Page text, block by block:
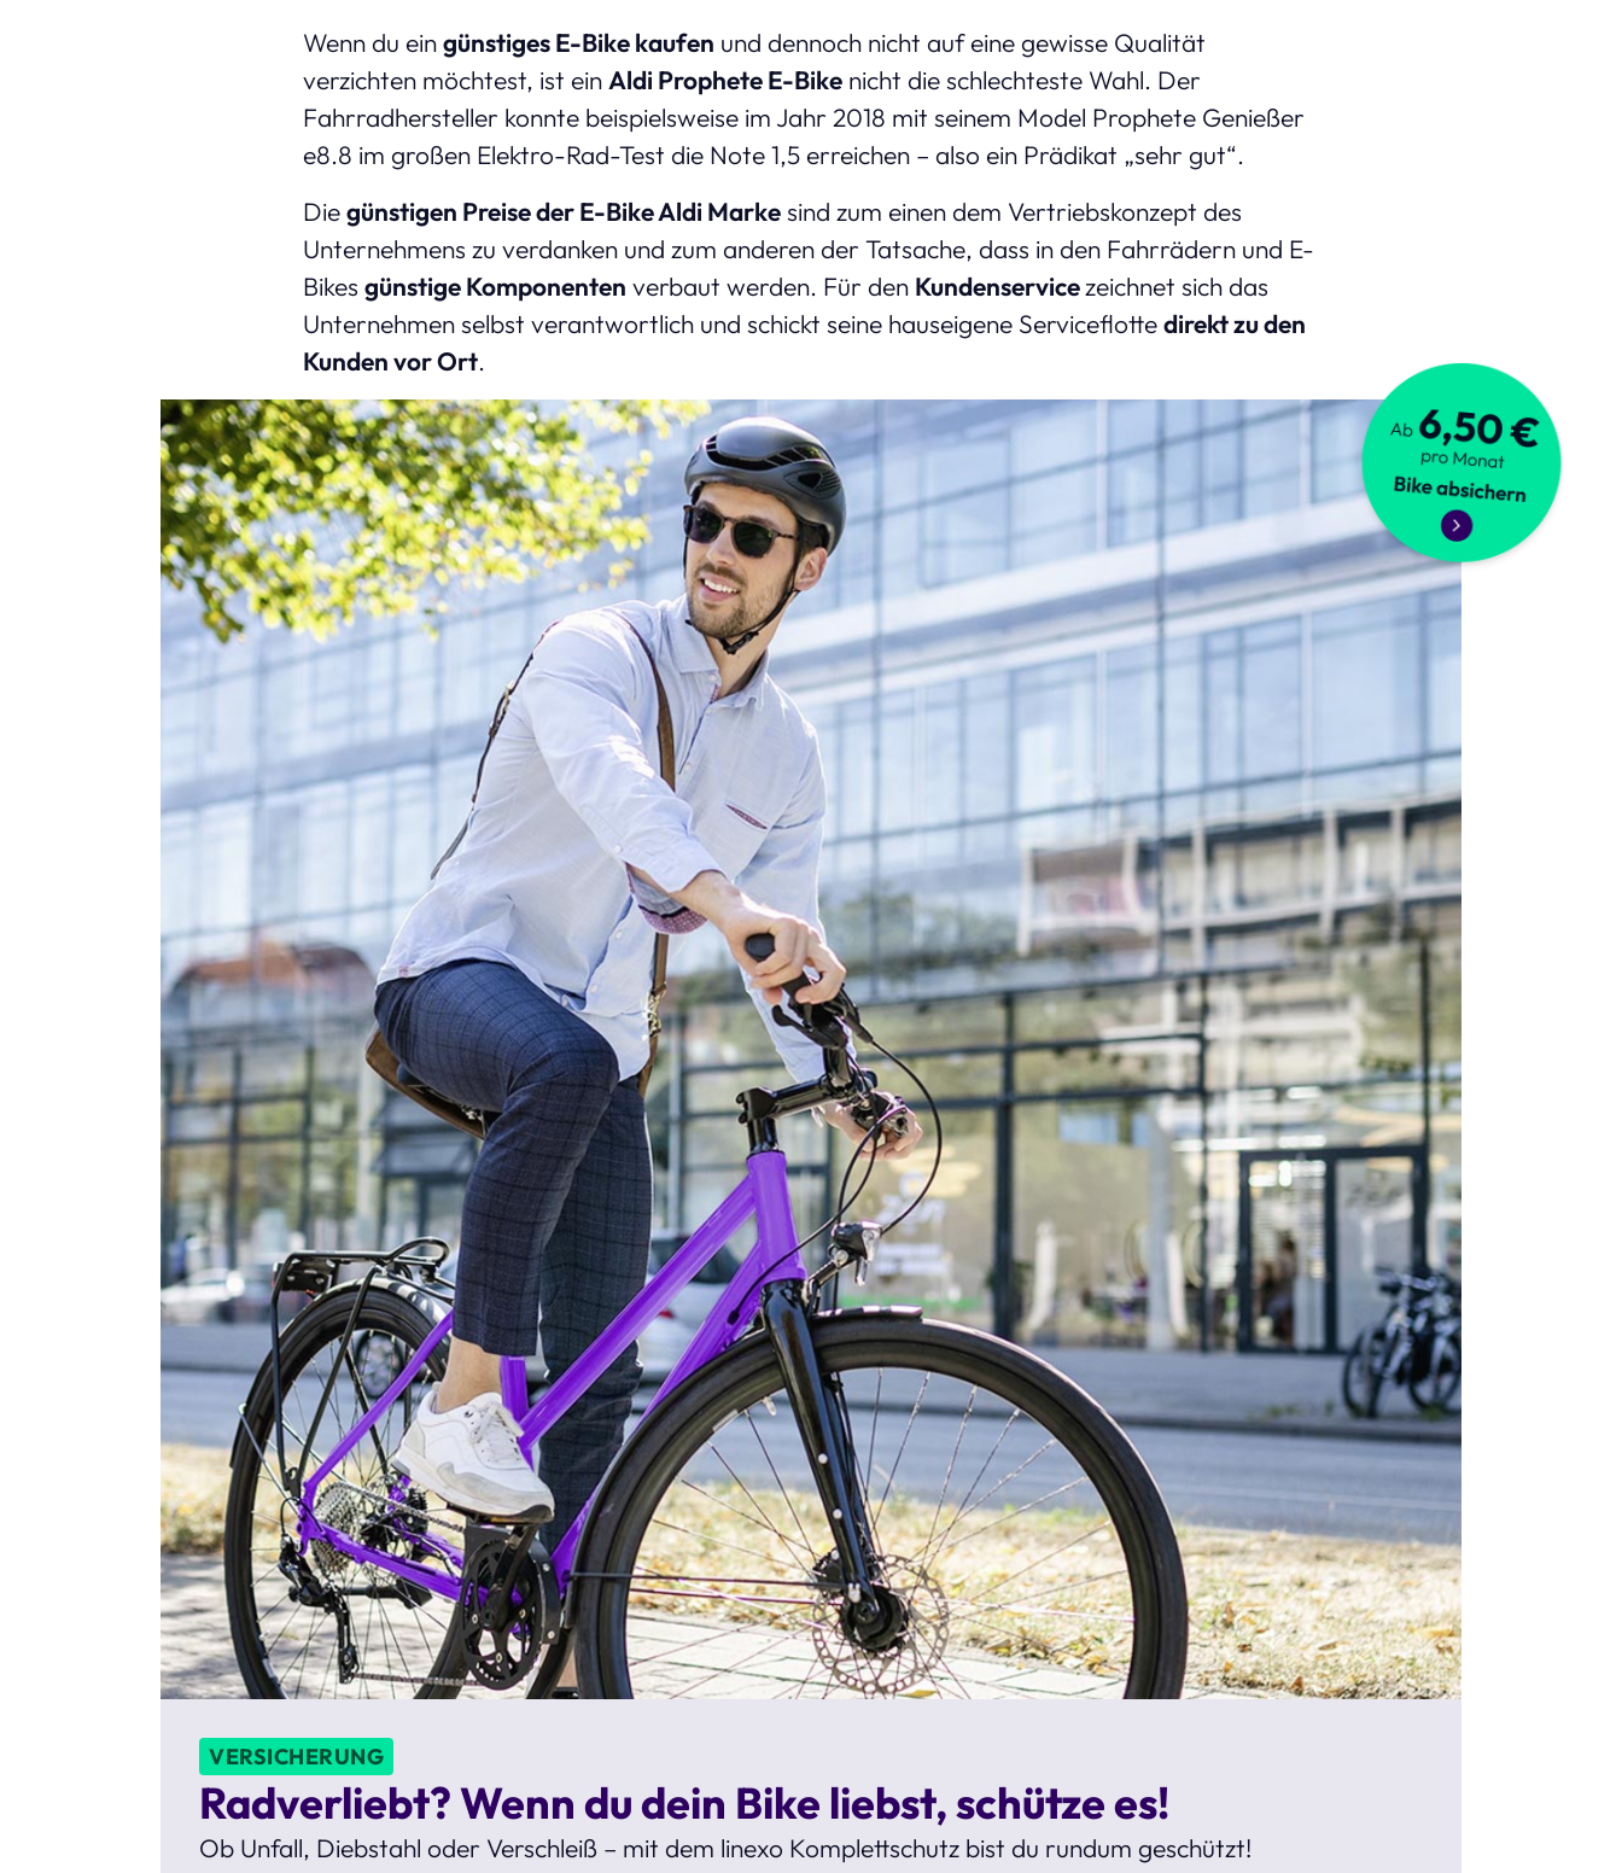
Wenn du eingünstiges E-Bike kaufen und dennoch nicht auf eine gewisse Qualität
verzichten möchtest, ist ein Aldi Prophete E-Bikenicht die schlechteste Wahl. Der
Fahrradhersteller konnte beispielsweise im Jahr 2018 mit seinem Model Prophete Genießer
e8.8 im großen Elektro-Rad-Test die Note 1,5 erreichen – also ein Prädikat „sehr gut“.
Diegünstigen Preise der E-Bike Aldi Markesind zum einen dem Vertriebskonzept des
Unternehmens zu verdanken und zum anderen der Tatsache, dass in den Fahrrädern und E-
Bikes günstige Komponenten verbaut werden. Für den Kundenservicezeichnet sich das
Unternehmen selbst verantwortlich und schickt seine hauseigene Serviceflottedirekt zu den
Kunden vor Ort.
VERSICHERUNG
Radverliebt? Wenn du dein Bike liebst, schütze es!
Ob Unfall, Diebstahl oder Verschleiß – mit dem linexo Komplettschutz bist du rundum geschützt!